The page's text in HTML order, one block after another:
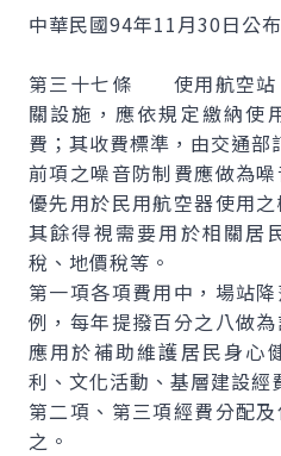
中華民國94年11月30日公布
第三十七條 使用航空站
關設施，應依規定繳納使
費；其收費標準，由交通部
前項之噪音防制費應做為
優先用於民用航空器使用
其餘得視需要用於相關居
稅、地價稅等。
第一項各項費用中，場站
例，每年提撥百分之八做
應用於補助維護居民身心
利、文化活動、基層建設經
第二項、第三項經費分配
之。